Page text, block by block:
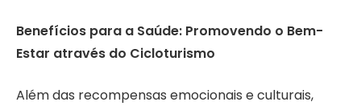
Benefícios para a Saúde: Promovendo o Bem-
Estar através do Cicloturismo
Além das recompensas emocionais e culturais,